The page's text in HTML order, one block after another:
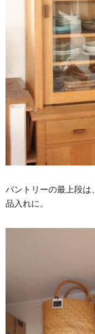
パントリーの最上段は
品入れに。